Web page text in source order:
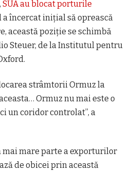
SUA au blocat porturile
a încercat inițial să oprească
această poziție se schimbă
Steuer, de la Institutul pentru
strâmtorii Ormuz la
Ormuz nu mai este o
un coridor controlat”, a
mai mare parte a exporturilor
de obicei prin această